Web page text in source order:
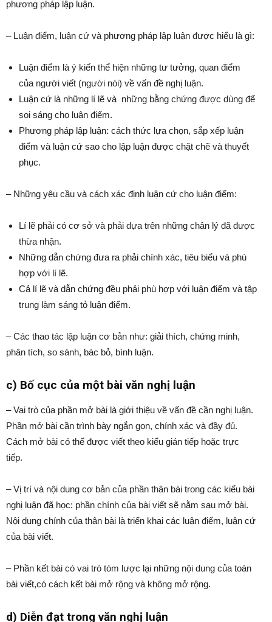
phương pháp lập luận.
– Luận điểm, luận cứ và phương pháp lập luận được hiểu là gì:
Luận điểm là ý kiến thể hiện những tư tưởng, quan điểm
của người viết (người nói) về vấn đề nghị luận.
Luận cứ là những lí lẽ và những bằng chứng được dùng để
soi sáng cho luận điểm.
Phương pháp lập luận: cách thức lựa chọn, sắp xếp luận
điểm và luận cứ sao cho lập luận được chặt chẽ và thuyết
phục.
– Những yêu cầu và cách xác định luận cứ cho luận điểm:
Lí lẽ phải có cơ sở và phải dựa trên những chân lý đã được
thừa nhận.
Những dẫn chứng đưa ra phải chính xác, tiêu biểu và phù
hợp với lí lẽ.
Cả lí lẽ và dẫn chứng đều phải phù hợp với luận điểm và tập
trung làm sáng tỏ luận điểm.
– Các thao tác lập luận cơ bản như: giải thích, chứng minh,
phân tích, so sánh, bác bỏ, bình luận.
c) Bố cục của một bài văn nghị luận
– Vai trò của phần mở bài là giới thiệu về vấn đề cần nghị luận.
Phần mở bài cần trình bày ngắn gọn, chính xác và đầy đủ.
Cách mở bài có thể được viết theo kiểu gián tiếp hoặc trực
tiếp.
– Vị trí và nội dung cơ bản của phần thân bài trong các kiểu bài
nghị luận đã học: phần chính của bài viết sẽ nằm sau mở bài.
Nội dung chính của thân bài là triển khai các luận điểm, luận cứ
của bài viết.
– Phần kết bài có vai trò tóm lược lại những nội dung của toàn
bài viết,có cách kết bài mở rộng và không mở rộng.
d) Diễn đạt trong văn nghị luận